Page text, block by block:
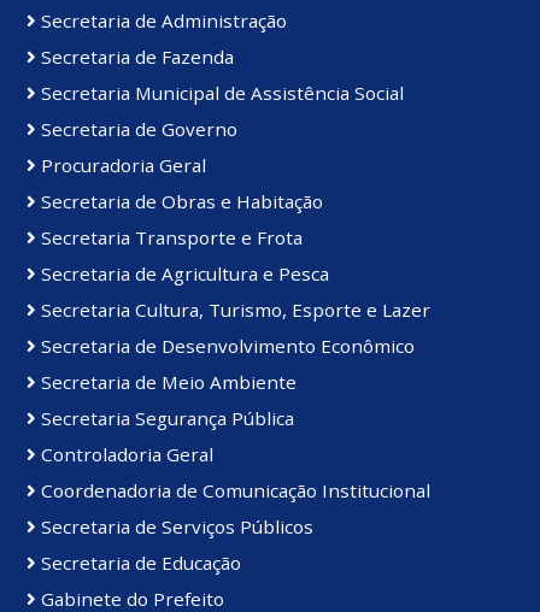
Secretaria de Administração
Secretaria de Fazenda
Secretaria Municipal de Assistência Social
Secretaria de Governo
Procuradoria Geral
Secretaria de Obras e Habitação
Secretaria Transporte e Frota
Secretaria de Agricultura e Pesca
Secretaria Cultura, Turismo, Esporte e Lazer
Secretaria de Desenvolvimento Econômico
Secretaria de Meio Ambiente
Secretaria Segurança Pública
Controladoria Geral
Coordenadoria de Comunicação Institucional
Secretaria de Serviços Públicos
Secretaria de Educação
Gabinete do Prefeito